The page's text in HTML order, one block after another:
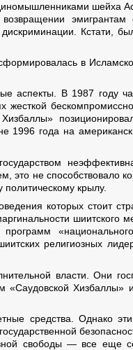
шейха
эмигрантам
дискриминации. Кстати,
в
аспекты. В 1987 году
жесткой
1996 года на
это не способствовало
крылу.
которых стоит
шиитского
религиозных
власти. Они
«Саудовской
средства. Однако
свободы — все еще